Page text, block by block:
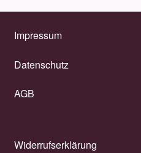
Impressum
Datenschutz
AGB
Widerrufserklärung